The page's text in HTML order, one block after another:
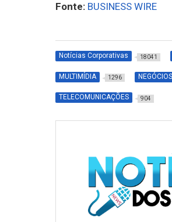
Fonte: BUSINESS WIRE
Notícias Corporativas 18041
MULTIMÍDIA 1296 NEGÓCIOS
TELECOMUNICAÇÕES 904